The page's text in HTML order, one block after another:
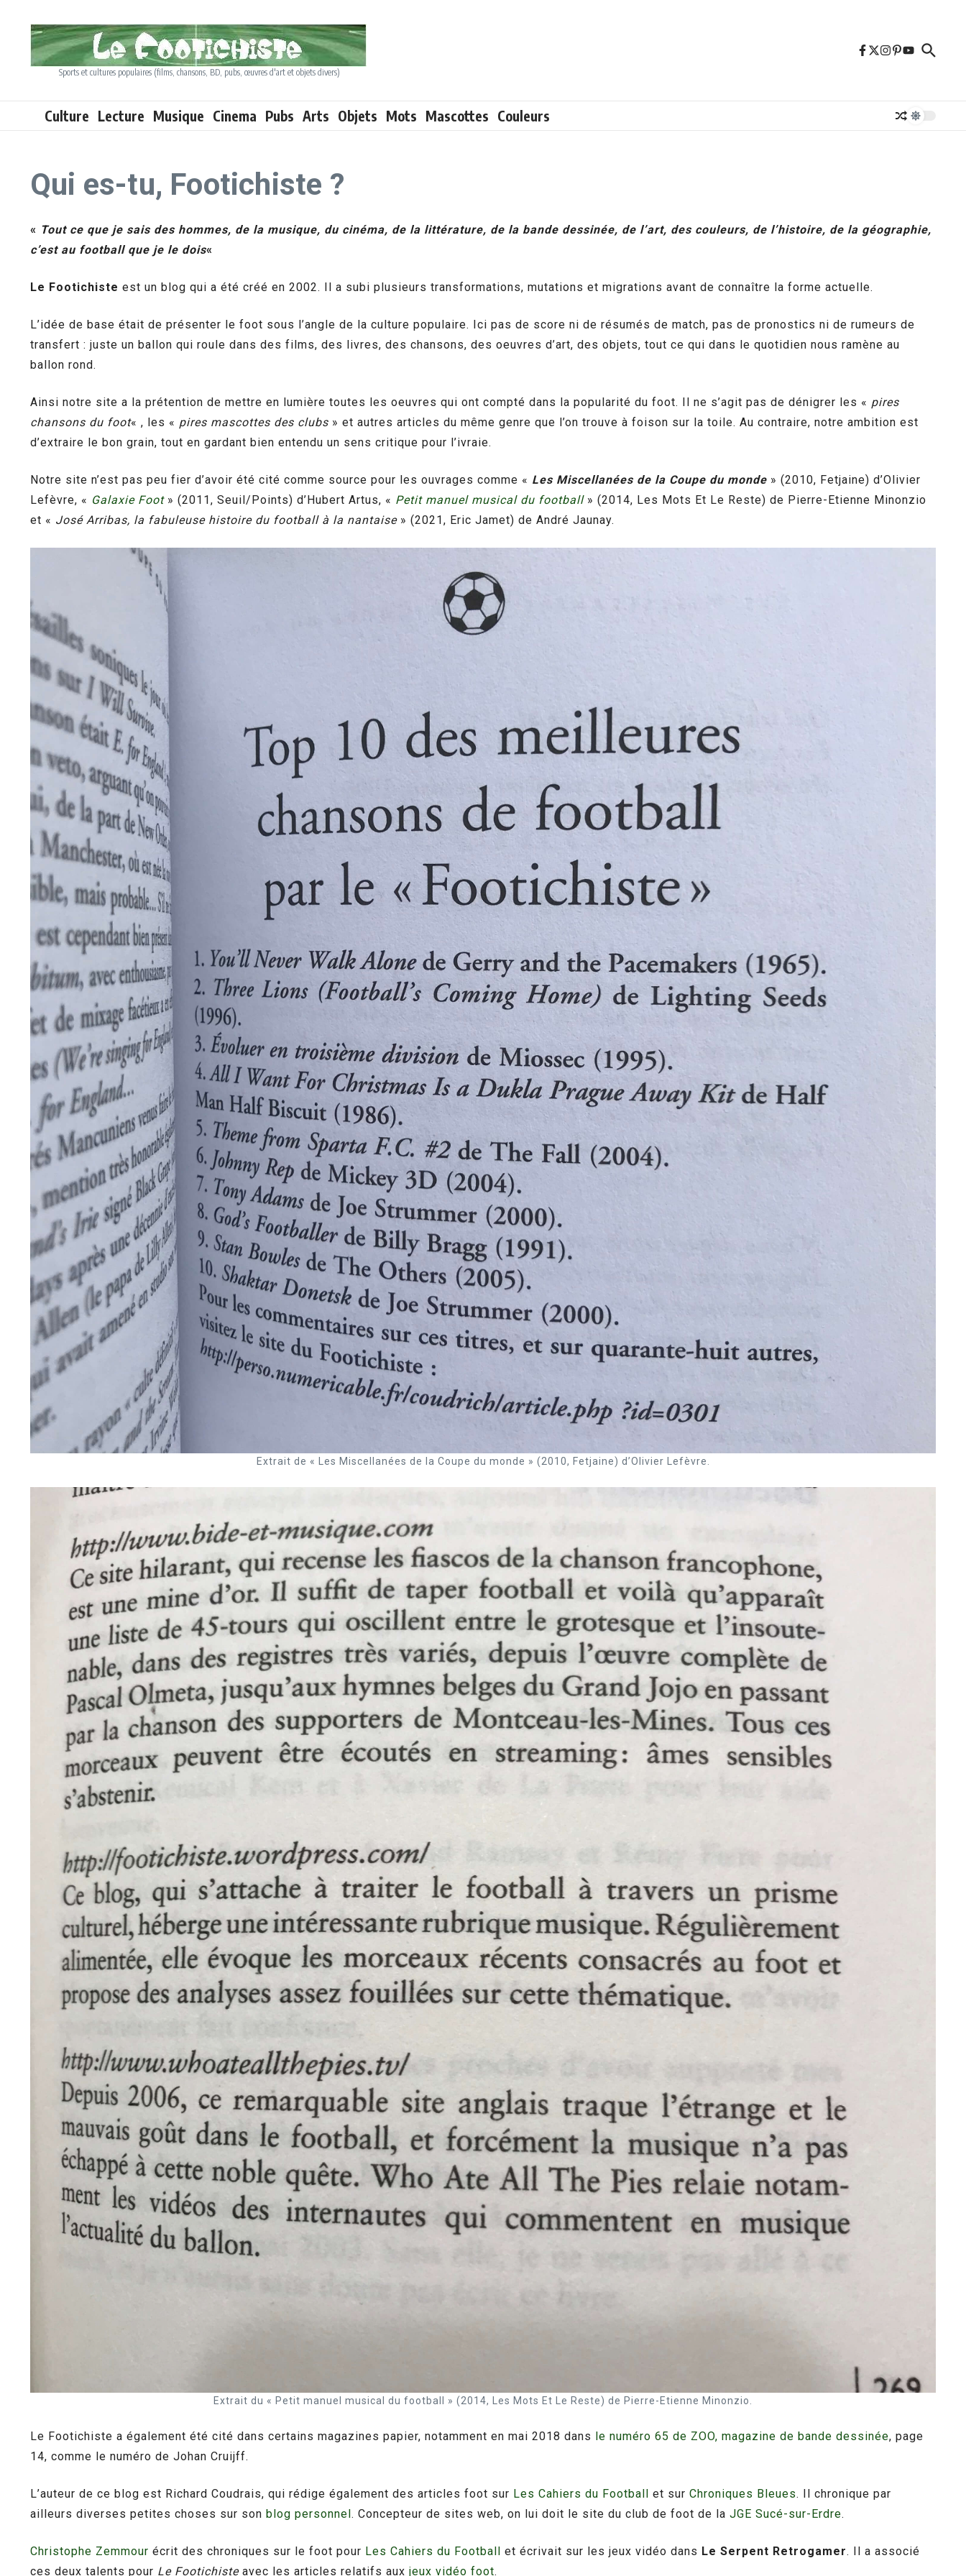
Sports et cultures populaires (films, chansons, BD, pubs, œuvres d'art et objets divers)
Culture Lecture Musique Cinema Pubs Arts Objets Mots Mascottes Couleurs
Qui es-tu, Footichiste ?
« Tout ce que je sais des hommes, de la musique, du cinéma, de la littérature, de la bande dessinée, de l’art, des couleurs, de l’histoire, de la géographie,
c’est au football que je le dois«
Le Footichiste est un blog qui a été créé en 2002. Il a subi plusieurs transformations, mutations et migrations avant de connaître la forme actuelle.
L’idée de base était de présenter le foot sous l’angle de la culture populaire. Ici pas de score ni de résumés de match, pas de pronostics ni de rumeurs de
transfert : juste un ballon qui roule dans des films, des livres, des chansons, des oeuvres d’art, des objets, tout ce qui dans le quotidien nous ramène au
ballon rond.
Ainsi notre site a la prétention de mettre en lumière toutes les oeuvres qui ont compté dans la popularité du foot. Il ne s’agit pas de dénigrer les « pires
chansons du foot« , les « pires mascottes des clubs » et autres articles du même genre que l’on trouve à foison sur la toile. Au contraire, notre ambition est
d’extraire le bon grain, tout en gardant bien entendu un sens critique pour l’ivraie.
Notre site n’est pas peu fier d’avoir été cité comme source pour les ouvrages comme « Les Miscellanées de la Coupe du monde » (2010, Fetjaine) d’Olivier
Lefèvre, « Galaxie Foot» (2011, Seuil/Points) d’Hubert Artus, « Petit manuel musical du football» (2014, Les Mots Et Le Reste) de Pierre-Etienne Minonzio
et « José Arribas, la fabuleuse histoire du football à la nantaise» (2021, Eric Jamet) de André Jaunay.
Extrait de « Les Miscellanées de la Coupe du monde » (2010, Fetjaine) d’Olivier Lefèvre.
Extrait du « Petit manuel musical du football » (2014, Les Mots Et Le Reste) de Pierre-Etienne Minonzio.
Le Footichiste a également été cité dans certains magazines papier, notamment en mai 2018 dans le numéro 65 de ZOO, magazine de bande dessinée, page
14, comme le numéro de Johan Cruijff.
L’auteur de ce blog est Richard Coudrais, qui rédige également des articles foot sur Les Cahiers du Football et sur Chroniques Bleues. Il chronique par
ailleurs diverses petites choses sur son blog personnel. Concepteur de sites web, on lui doit le site du club de foot de la JGE Sucé-sur-Erdre.
Christophe Zemmour écrit des chroniques sur le foot pour Les Cahiers du Football et écrivait sur les jeux vidéo dans Le Serpent Retrogamer. Il a associé
ces deux talents pour Le Footichisteavec les articles relatifs aux jeux vidéo foot.